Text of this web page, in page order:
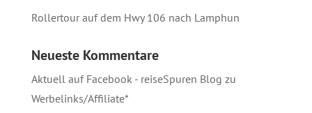
Rollertour auf dem Hwy 106 nach Lamphun
Neueste Kommentare
Aktuell auf Facebook - reiseSpuren Blog zu
Werbelinks/Affiliate*